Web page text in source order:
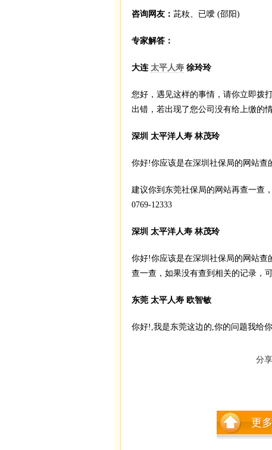
咨询网友： 茈籹、已噯 (邵阳)
专家解答：
大连 太平人寿 徐玲玲
您好，遇见这样的事情，请你立即拨
出错，若出现了您公司没有给上缴的
深圳 太平洋人寿 林茂玲
你好!你应该是在深圳社保局的网站查
建议你到东莞社保局的网站再查一查
0769-12333
深圳 太平洋人寿 林茂玲
你好!你应该是在深圳社保局的网站
查一查，如果没有查到相关的记录，
东莞 太平人寿 欧智敏
你好!,我是东莞这边的,你的问题我给
分
更